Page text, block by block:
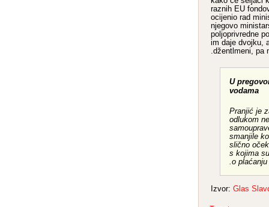
raznih EU
ocijenio rad
njegovo
poljoprivredne
im daje dvojku,
džentlmeni, pa
U
vodama
Pranjić je
odlukom
smanjile
slično
s kojima
o plaćanju
Izvor: Glas